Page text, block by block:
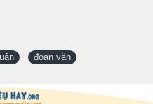
đoạn văn